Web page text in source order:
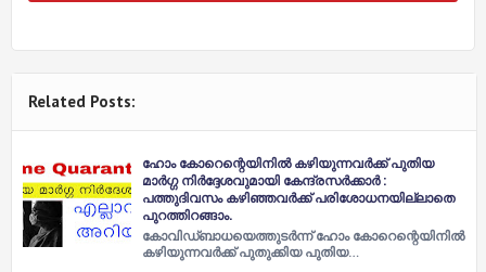
Related Posts:
ഹോം കോറെന്റെയിനിൽ കഴിയുന്നവർക്ക് പുതിയ
മാർഗ്ഗ നിർദ്ദേശവുമായി കേന്ദ്രസർക്കാർ :
പത്തുദിവസം കഴിഞ്ഞവർക്ക് പരിശോധനയില്ലാതെ
പുറത്തിറങ്ങാം.
കോവിഡ്ബാധയെത്തുടർന്ന് ഹോം കോറെന്റെയിനിൽ
കഴിയുന്നവർക്ക് പുതുക്കിയ പുതിയ…